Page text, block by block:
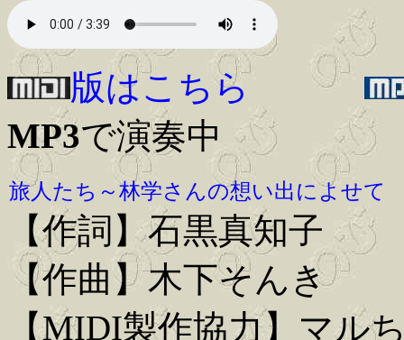
版はこちら
MP3で演奏中
旅人たち～林学さんの想い出によせて
【作詞】石黒真知子
【作曲】木下そんき
【MIDI製作協力】マル